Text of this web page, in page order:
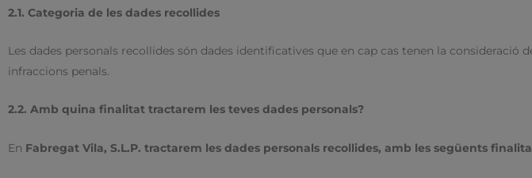
2.1. Categoria de les dades recollides
Les dades personals recollides són dades identificatives que en cap cas tenen la consideració
infraccions penals.
2.2. Amb quina finalitat tractarem les teves dades personals?
En Fabregat Vila, S.L.P. tractarem les dades personals recollides, amb les següents